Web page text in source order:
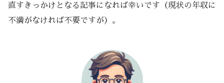
直すきっかけとなる記事になれば幸いです（現状の年収に
不満がなければ不要ですが）。